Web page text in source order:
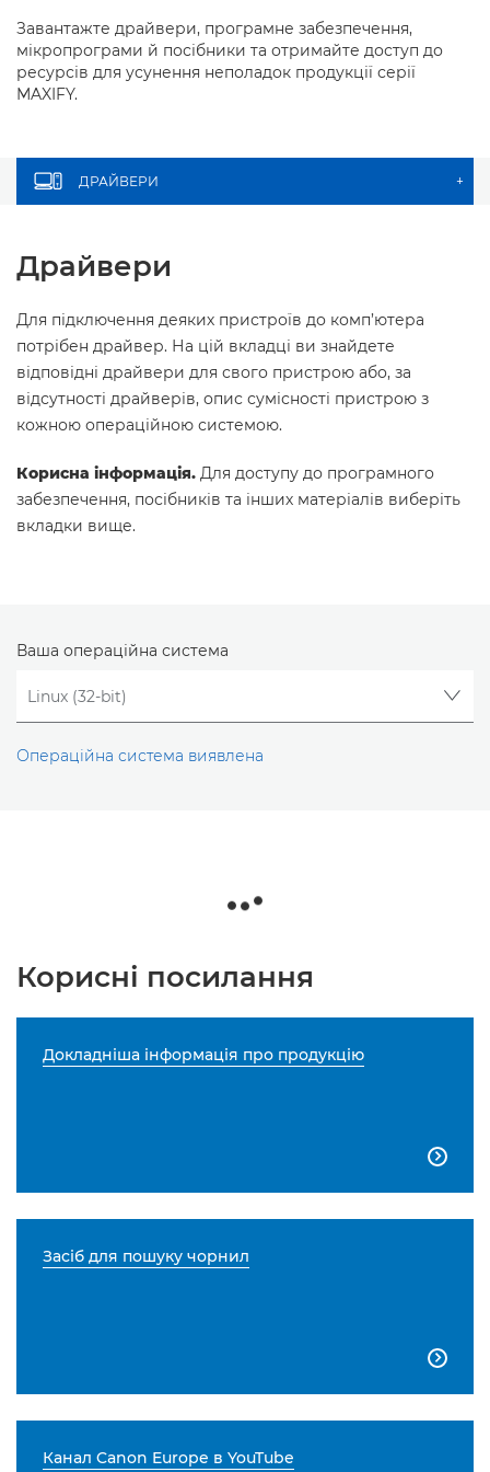
Завантажте драйвери, програмне забезпечення,
мікропрограми й посібники та отримайте доступ до
ресурсів для усунення неполадок продукції серії
MAXIFY.
ДРАЙВЕРИ +
Драйвери
Для підключення деяких пристроїв до комп’ютера
потрібен драйвер. На цій вкладці ви знайдете
відповідні драйвери для свого пристрою або, за
відсутності драйверів, опис сумісності пристрою з
кожною операційною системою.
Корисна інформація. Для доступу до програмного
забезпечення, посібників та інших матеріалів виберіть
вкладки вище.
Ваша операційна система
Операційна система виявлена
Корисні посилання
Докладніша інформація про продукцію

Засіб для пошуку чорнил

Канал Canon Europe в YouTube